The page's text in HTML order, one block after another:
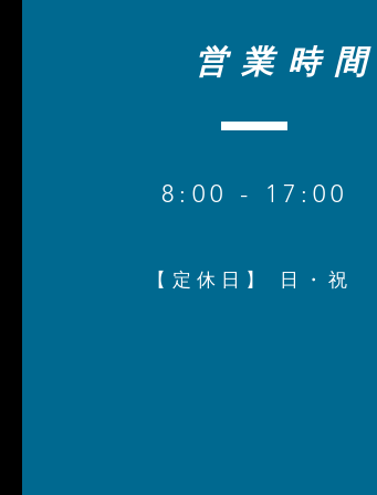
営業時間
8 :00 - 17:00
【定休日】 日・祝​